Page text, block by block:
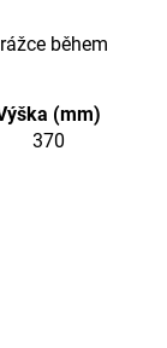
během
(mm)
370